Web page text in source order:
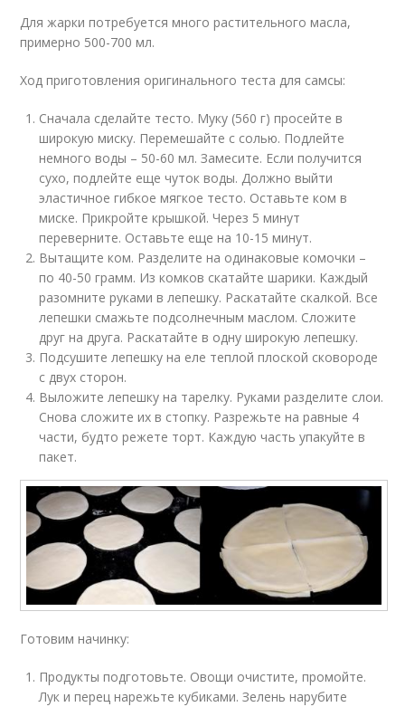
Для жарки потребуется много растительного масла,
примерно 500-700 мл.
Ход приготовления оригинального теста для самсы:
Сначала сделайте тесто. Муку (560 г) просейте в
широкую миску. Перемешайте с солью. Подлейте
немного воды – 50-60 мл. Замесите. Если получится
сухо, подлейте еще чуток воды. Должно выйти
эластичное гибкое мягкое тесто. Оставьте ком в
миске. Прикройте крышкой. Через 5 минут
переверните. Оставьте еще на 10-15 минут.
Вытащите ком. Разделите на одинаковые комочки –
по 40-50 грамм. Из комков скатайте шарики. Каждый
разомните руками в лепешку. Раскатайте скалкой. Все
лепешки смажьте подсолнечным маслом. Сложите
друг на друга. Раскатайте в одну широкую лепешку.
Подсушите лепешку на еле теплой плоской сковороде
с двух сторон.
Выложите лепешку на тарелку. Руками разделите слои.
Снова сложите их в стопку. Разрежьте на равные 4
части, будто режете торт. Каждую часть упакуйте в
пакет.
Готовим начинку:
Продукты подготовьте. Овощи очистите, промойте.
Лук и перец нарежьте кубиками. Зелень нарубите